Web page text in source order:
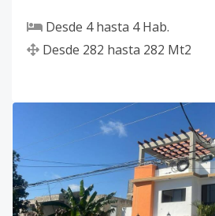
Desde 4 hasta 4Hab.
Desde 282 hasta 282 Mt2